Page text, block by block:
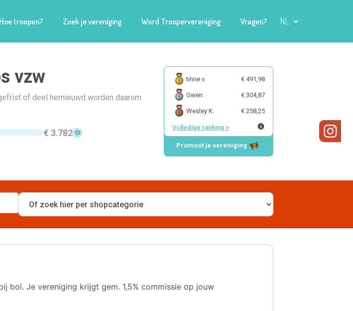
Hoe troopen? Zoek je vereniging Word Troopervereniging Vragen? NL
vzw
of deel hernieuwd worden daarom
€ 3.782
tinne v. € 491,98
Gwen € 304,87
Wesley K. € 258,25
Volledige ranking >
Promoot je vereniging
bol. Je vereniging krijgt gem. 1,5% commissie op jouw